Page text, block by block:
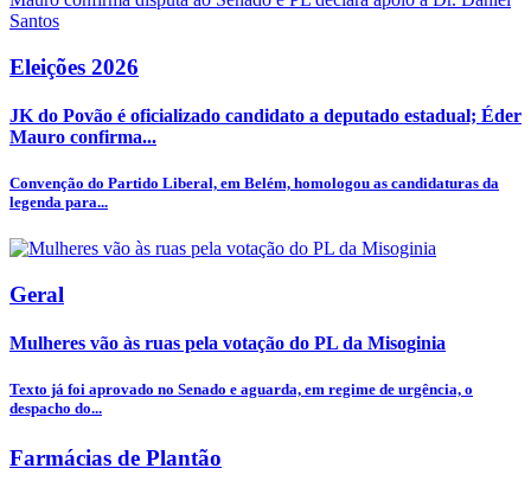
Eleições 2026
JK do Povão é oficializado candidato a deputado estadual; Éder
Mauro confirma...
Convenção do Partido Liberal, em Belém, homologou as candidaturas da
legenda para...
Geral
Mulheres vão às ruas pela votação do PL da Misoginia
Texto já foi aprovado no Senado e aguarda, em regime de urgência, o
despacho do...
Farmácias de Plantão